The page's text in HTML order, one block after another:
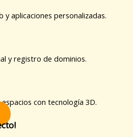
aplicaciones personalizadas.
y registro de dominios.
con tecnología 3D.